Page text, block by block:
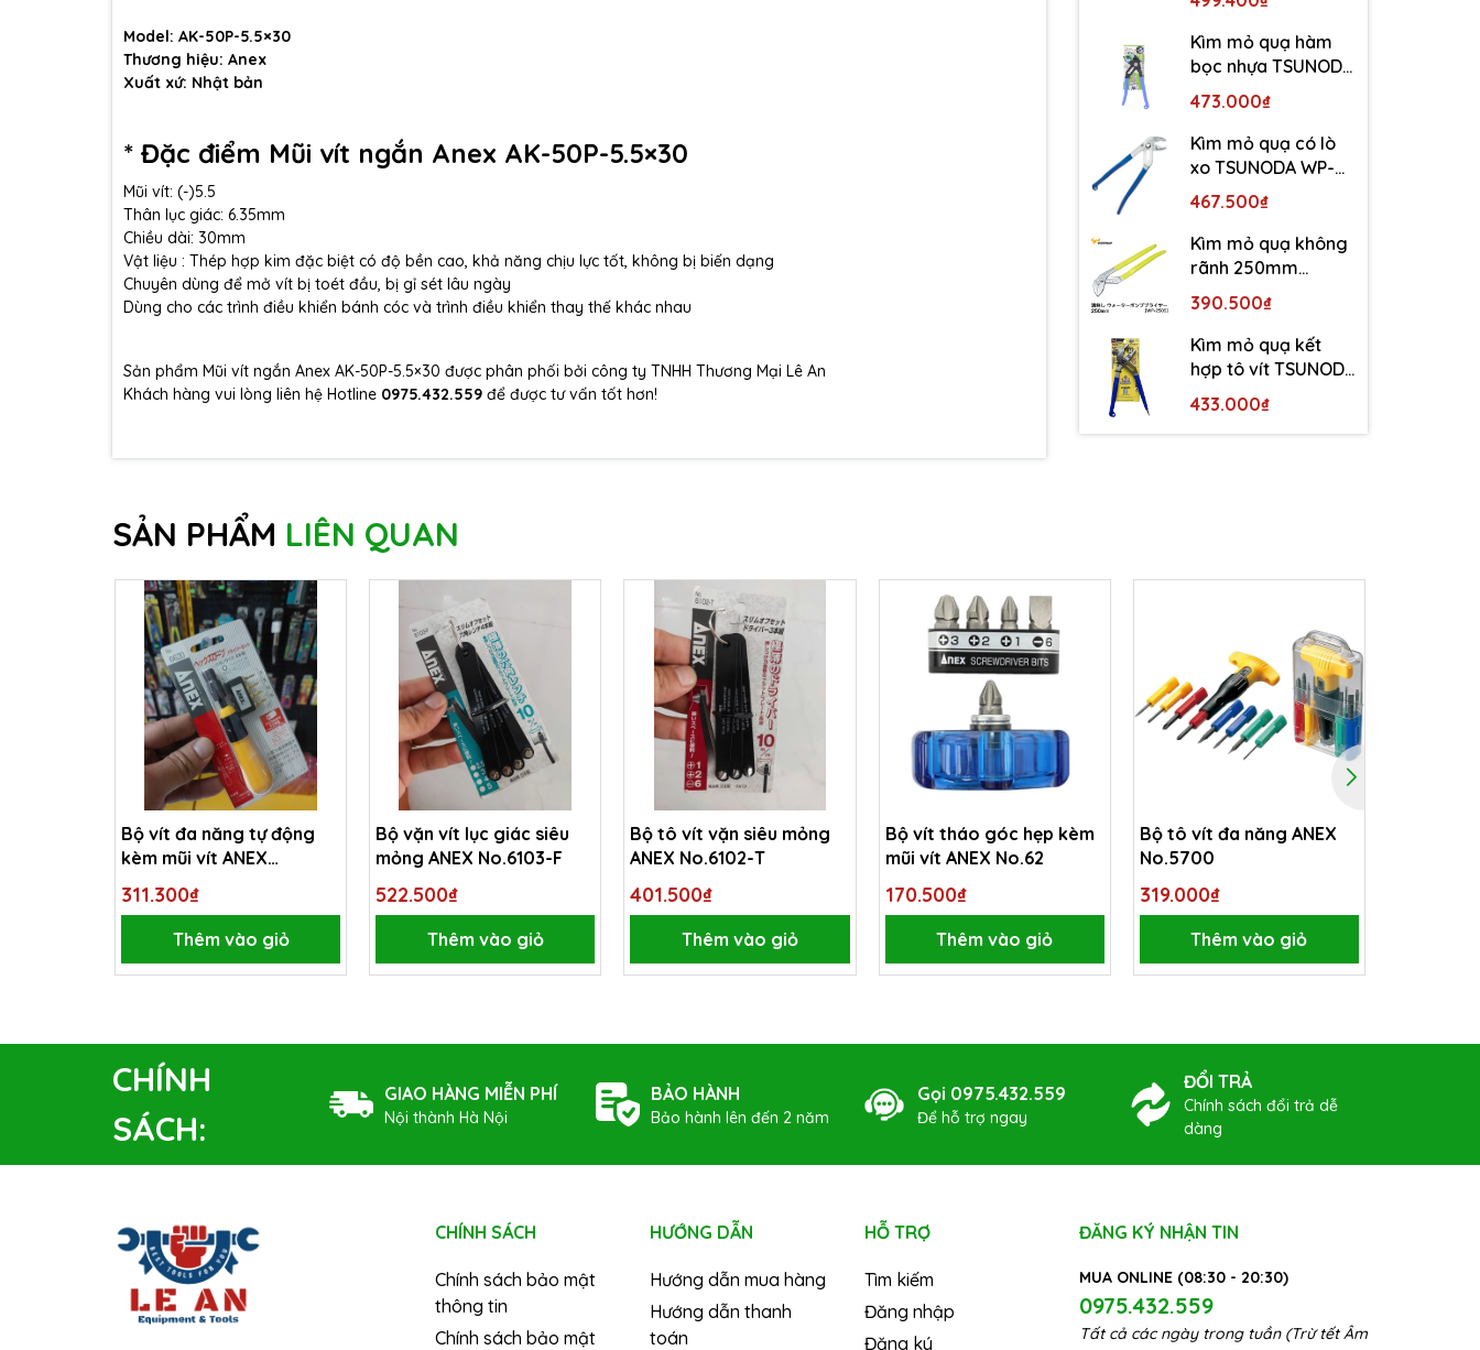
Model: AK-50P-5.5×30
Thương hiệu: Anex
Xuất xứ: Nhật bản
* Đặc điểm Mũi vít ngắn Anex AK-50P-5.5×30
Mũi vít: (-)5.5
Thân lục giác: 6.35mm
Chiều dài: 30mm
Vật liệu : Thép hợp kim đặc biệt có độ bền cao, khả năng chịu lực tốt, không bị biến dạng
Chuyên dùng để mở vít bị toét đầu, bị gỉ sét lâu ngày
Dùng cho các trình điều khiển bánh cóc và trình điều khiển thay thế khác nhau
Sản phẩm Mũi vít ngắn Anex AK-50P-5.5×30 được phân phối bởi công ty TNHH Thương Mại Lê An
Khách hàng vui lòng liên hệ Hotline 0975.432.559 để được tư vấn tốt hơn!
Kìm mỏ quạ hàm
bọc nhựa TSUNODA
WP-200SC-S
473.000₫
Kìm mỏ quạ có lò
xo TSUNODA WP-
250SS
467.500₫
Kìm mỏ quạ không
rãnh 250mm
TSUNODA WP-250S
390.500₫
Kìm mỏ quạ kết
hợp tô vít TSUNODA
WP-200DS
433.000₫
SẢN PHẨM LIÊN QUAN
Bộ vít đa năng tự động
kèm mũi vít ANEX
No.6620
311.300₫
Thêm vào giỏ
Bộ vặn vít lục giác siêu
mỏng ANEX No.6103-F
522.500₫
Thêm vào giỏ
Bộ tô vít vặn siêu mỏng
ANEX No.6102-T
401.500₫
Thêm vào giỏ
Bộ vít tháo góc hẹp kèm
mũi vít ANEX No.62
170.500₫
Thêm vào giỏ
Bộ tô vít đa năng ANEX
No.5700
319.000₫
Thêm vào giỏ
CHÍNH
SÁCH:
GIAO HÀNG MIỄN PHÍ
Nội thành Hà Nội
BẢO HÀNH
Bảo hành lên đến 2 năm
Gọi 0975.432.559
Để hỗ trợ ngay
ĐỔI TRẢ
Chính sách đổi trả dễ
dàng
CHÍNH SÁCH
Chính sách bảo mật
thông tin
Chính sách bảo mật
HƯỚNG DẪN
Hướng dẫn mua hàng
Hướng dẫn thanh
toán
HỖ TRỢ
Tìm kiếm
Đăng nhập
Đăng ký
ĐĂNG KÝ NHẬN TIN
MUA ONLINE (08:30 - 20:30)
0975.432.559
Tất cả các ngày trong tuần (Trừ tết Âm